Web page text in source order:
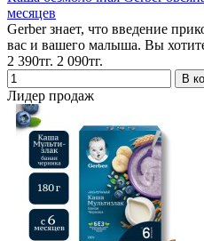
месяцев
Gerber знает, что введение
вас и вашего малыша. Вы
2 390тг. 2 090тг.
Лидер продаж